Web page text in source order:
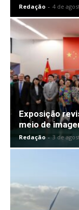
Redação - 4 de
Exposição
meio de
Redação - 3 de